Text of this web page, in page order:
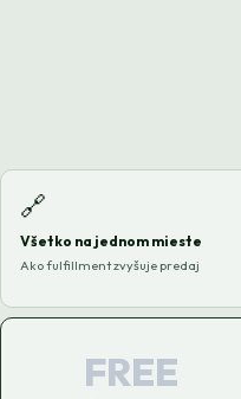
🔗
Všetko na jednom mieste
Ako fulfillment zvyšuje predaj
FREE